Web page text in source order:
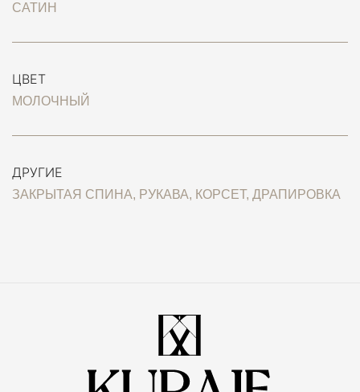
САТИН
ЦВЕТ
МОЛОЧНЫЙ
ДРУГИЕ
ЗАКРЫТАЯ СПИНА, РУКАВА, КОРСЕТ, ДРАПИРОВКА